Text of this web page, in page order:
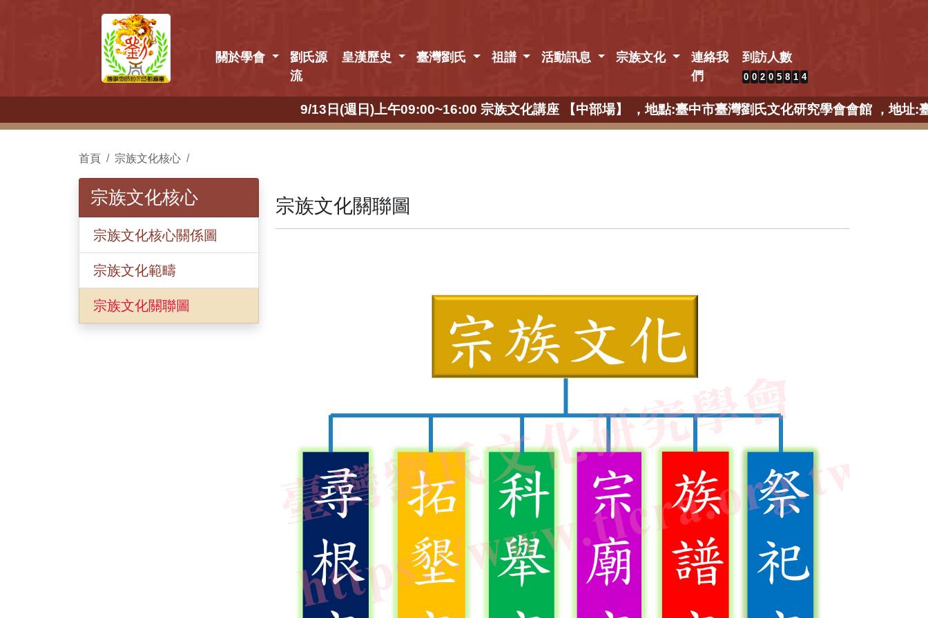
關於學會
劉氏源
流
皇漢歷史 臺灣劉氏 祖譜 活動訊息 宗族文化
連絡我
們
到訪人數
0 0 2 0 5 8 1 4
9/13日(週日)上午09:00~16:00 宗族文化講座 【中部場】 ，地點:臺中市臺灣劉氏文化研究學會會館 ，地址:臺
首頁 宗族文化核心
宗族文化核心
宗族文化核心關係圖
宗族文化範疇
宗族文化關聯圖
宗族文化關聯圖